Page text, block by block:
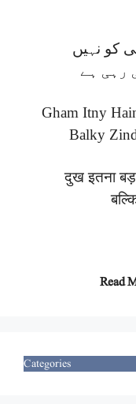
کو نہیں
رہی ہے
Gham Itny
Balky
दुख इतना
Read
Categories